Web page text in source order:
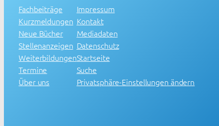
Fachbeiträge
Kurzmeldungen
Neue Bücher
Stellenanzeigen
Weiterbildungen
Termine
Über uns
Impressum
Kontakt
Mediadaten
Datenschutz
Startseite
Suche
Privatsphäre-Einstellungen ändern